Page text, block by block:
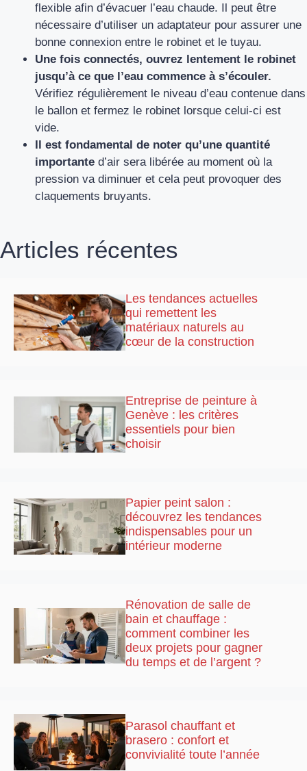
flexible afin d’évacuer l’eau chaude. Il peut être
nécessaire d’utiliser un adaptateur pour assurer une
bonne connexion entre le robinet et le tuyau.
Une fois connectés, ouvrez lentement le robinet
jusqu’à ce que l’eau commence à s’écouler.
Vérifiez régulièrement le niveau d’eau contenue dans
le ballon et fermez le robinet lorsque celui-ci est
vide.
Il est fondamental de noter qu’une quantité
importante d’air sera libérée au moment où la
pression va diminuer et cela peut provoquer des
claquements bruyants.
Articles récentes
Les tendances actuelles
qui remettent les
matériaux naturels au
cœur de la construction
Entreprise de peinture à
Genève : les critères
essentiels pour bien
choisir
Papier peint salon :
découvrez les tendances
indispensables pour un
intérieur moderne
Rénovation de salle de
bain et chauffage :
comment combiner les
deux projets pour gagner
du temps et de l’argent ?
Parasol chauffant et
brasero : confort et
convivialité toute l’année